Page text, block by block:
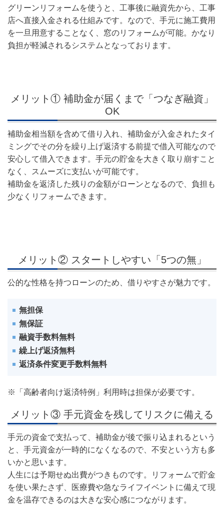
グリーンリフォームを使うと、工事後に融資先から、工事
店へ直接入金される仕組みです。なので、手元に施工費用
を一旦用意することなく、窓のリフォームが可能。かなり
負担が軽減されるシステムとなっております。
メリット① 補助金が届くまで「つなぎ融資」
OK
補助金相当額を含めて借り入れ、補助金が入金されたタイ
ミングでその分を繰り上げ返済する前提で借入可能なので
安心して借入できます。手元の貯金を大きく取り崩すこと
なく、スムーズに支払いが可能です。
補助金を返済した残りの金額がローンとなるので、負担も
少なくリフォームできます。
メリット② スタートしやすい「5つの無」
公的な性格を持つローンのため、借りやすさが魅力です。
無担保
無保証
融資手数料無料
繰上げ返済無料
返済条件変更手数料無料
※「高齢者向け返済特例」利用時は担保が必要です。
メリット③ 手元資金を残してリスクに備える
手元の資金で支払って、補助金が後で振り込まれるという
と、手元資金が一時的になくなるので、不安という方も多
いかと思います。
人生には予期せぬ出費がつきものです。リフォームで貯金
を使い果たさず、医療費や急なライフイベントに備えて現
金を温存できるのは大きな安心感につながります。